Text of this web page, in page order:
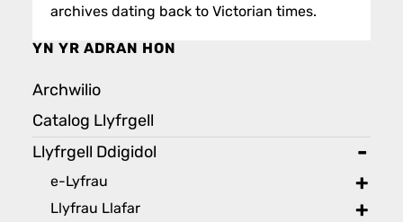
archives dating back to Victorian times.
YN YR ADRAN HON
Archwilio
Catalog Llyfrgell
toggle
Llyfrgell Ddigidol
toggle
e-Lyfrau
Llyfrau Llafar